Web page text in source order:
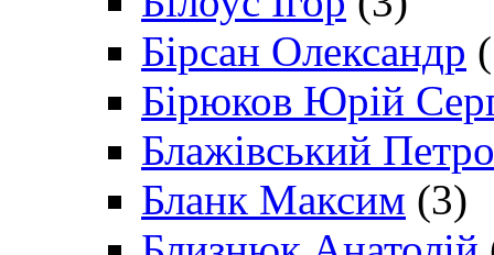
Бірсан Олександр
Бірюков Юрій
Блажівський Петро
Бланк Максим (3)